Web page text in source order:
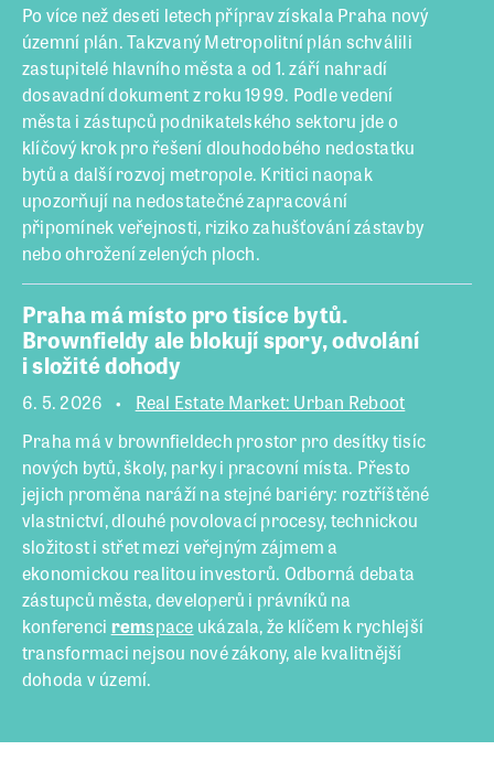
Po více než deseti letech příprav získala Praha nový
územní plán. Takzvaný Metropolitní plán schválili
zastupitelé hlavního města a od 1. září nahradí
dosavadní dokument z roku 1999. Podle vedení
města i zástupců podnikatelského sektoru jde o
klíčový krok pro řešení dlouhodobého nedostatku
bytů a další rozvoj metropole. Kritici naopak
upozorňují na nedostatečné zapracování
připomínek veřejnosti, riziko zahušťování zástavby
nebo ohrožení zelených ploch.
Praha má místo pro tisíce bytů.
Brownfieldy ale blokují spory, odvolání
i složité dohody
6. 5. 2026
Real Estate Market: Urban Reboot
Praha má v brownfieldech prostor pro desítky tisíc
nových bytů, školy, parky i pracovní místa. Přesto
jejich proměna naráží na stejné bariéry: roztříštěné
vlastnictví, dlouhé povolovací procesy, technickou
složitost i střet mezi veřejným zájmem a
ekonomickou realitou investorů. Odborná debata
zástupců města, developerů i právníků na
konferenci remspace ukázala, že klíčem k rychlejší
transformaci nejsou nové zákony, ale kvalitnější
dohoda v území.